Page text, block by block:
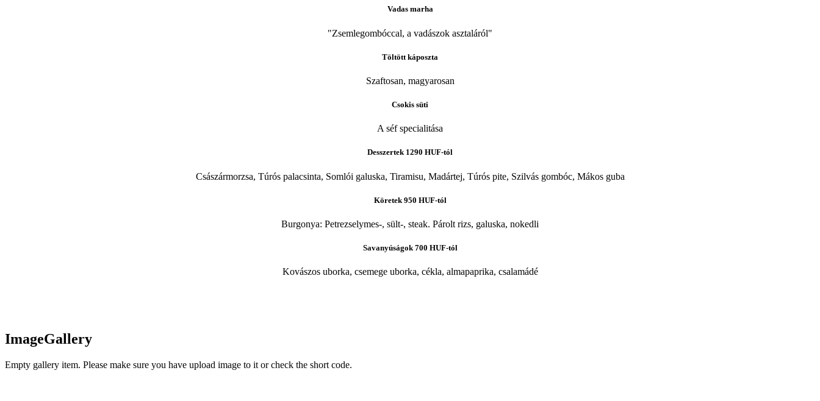
Vadas marha
"Zsemlegombóccal, a vadászok asztaláról"
Töltött káposzta
Szaftosan, magyarosan
Csokis süti
A séf specialitása
Desszertek 1290 HUF-tól
Császármorzsa, Túrós palacsinta, Somlói galuska, Tiramisu, Madártej, Túrós pite, Szilvás gombóc, Mákos guba
Köretek 950 HUF-tól
Burgonya: Petrezselymes-, sült-, steak. Párolt rizs, galuska, nokedli
Savanyúságok 700 HUF-tól
Kovászos uborka, csemege uborka, cékla, almapaprika, csalamádé
ImageGallery
Empty gallery item. Please make sure you have upload image to it or check the short code.